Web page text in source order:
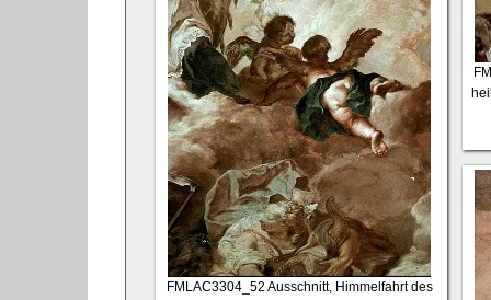
FMLAC3304_52 Ausschnitt, Himmelfahrt des